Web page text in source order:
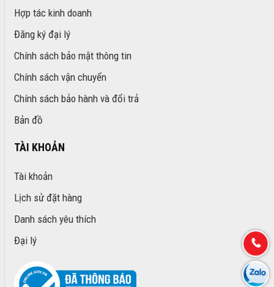
Hợp tác kinh doanh
Đăng ký đại lý
Chính sách bảo mật thông tin
Chính sách vận chuyển
Chính sách bảo hành và đổi trả
Bản đồ
TÀI KHOẢN
Tài khoản
Lịch sử đặt hàng
Danh sách yêu thích
Đại lý